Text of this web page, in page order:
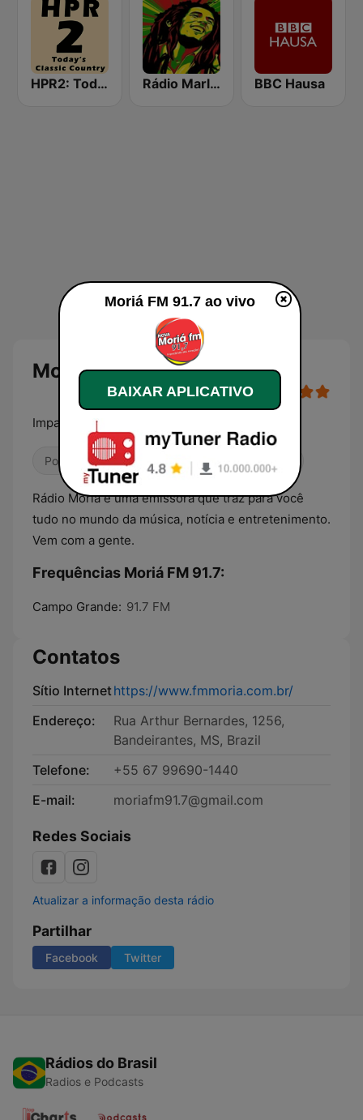
HPR2: Today's Classic Country Rádio Marley BBC Hausa
Moriá FM 91.7
Impactando o seu coração
Pop / Top 40 Folclore Música Brasileira
Rádio Moriá é uma emissora que traz para você
tudo no mundo da música, notícia e entretenimento.
Vem com a gente.
Frequências Moriá FM 91.7:
Campo Grande: 91.7 FM
Contatos
Sítio Internethttps://www.fmmoria.com.br/
Endereço:
Rua Arthur Bernardes, 1256,
Bandeirantes, MS, Brazil
Telefone:
+55 67 99690-1440
E-mail:
moriafm91.7@gmail.com
Redes Sociais
Atualizar a informação desta rádio
Partilhar
Facebook Twitter
Rádios do Brasil
Radios e Podcasts
Moriá FM 91.7 ao vivo
BAIXAR APLICATIVO